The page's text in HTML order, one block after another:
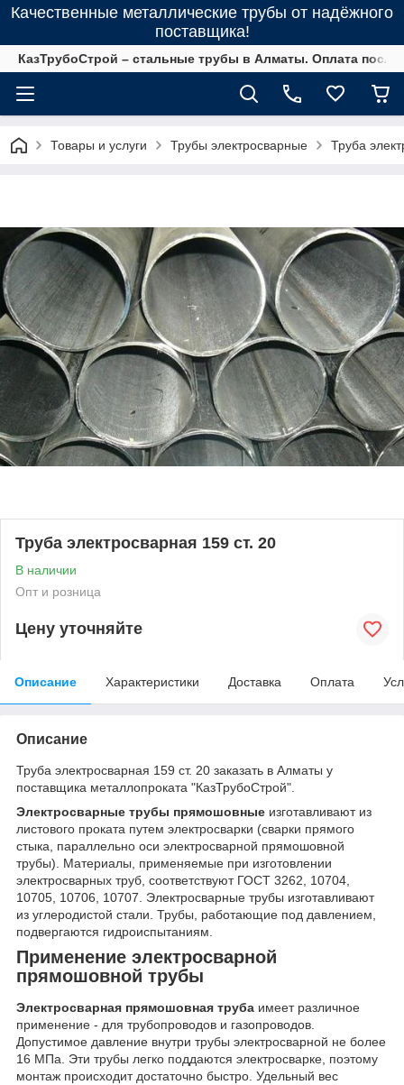
Качественные металлические трубы от надёжного
поставщика!
КазТрубоСтрой – стальные трубы в Алматы. Оплата
Товары и услуги Трубы электросварные Труба
Труба электросварная 159 ст. 20
В наличии
Опт и розница
Цену уточняйте
Описание Характеристики Доставка Оплата
Описание
Труба электросварная 159 ст. 20 заказать в Алматы у
поставщика металлопроката "КазТрубоСтрой".
Электросварные трубы прямошовные изготавливают из
листового проката путем электросварки (сварки прямого
стыка, параллельно оси электросварной прямошовной
трубы). Материалы, применяемые при изготовлении
электросварных труб, соответствуют ГОСТ 3262, 10704,
10705, 10706, 10707. Электросварные трубы изготавливают
из углеродистой стали. Трубы, работающие под давлением,
подвергаются гидроиспытаниям.
Применение электросварной
прямошовной трубы
Электросварная прямошовная труба имеет различное
применение - для трубопроводов и газопроводов.
Допустимое давление внутри трубы электросварной не более
16 МПа. Эти трубы легко поддаются электросварке, поэтому
монтаж происходит достаточно быстро. Удельный вес